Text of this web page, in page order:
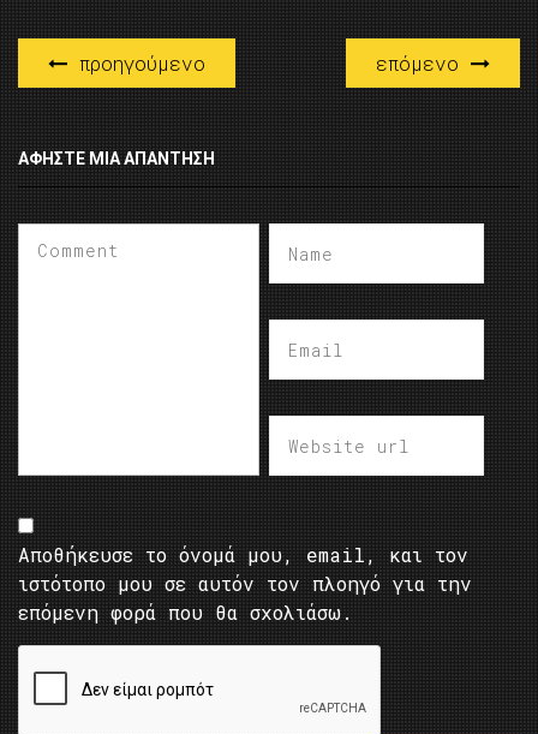
προηγούμενο επόμενο
ΑΦΉΣΤΕ ΜΙΑ ΑΠΆΝΤΗΣΗ
Αποθήκευσε το όνομά μου, email, και τον
ιστότοπο μου σε αυτόν τον πλοηγό για την
επόμενη φορά που θα σχολιάσω.